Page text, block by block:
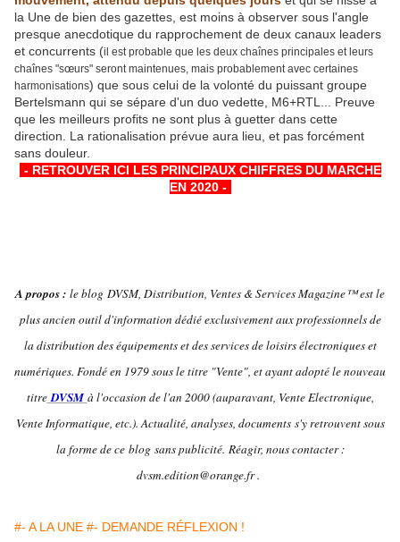
la Une de bien des gazettes, est moins à observer sous l'angle
presque anecdotique du rapprochement de deux canaux leaders
et concurrents (il est probable que les deux chaînes principales et leurs
chaînes "sœurs" seront maintenues, mais probablement avec certaines
harmonisations) que sous celui de la volonté du puissant groupe
Bertelsmann qui se sépare d'un duo vedette, M6+RTL... Preuve
que les meilleurs profits ne sont plus à guetter dans cette
direction. La rationalisation prévue aura lieu, et pas forcément
sans douleur.
- RETROUVER ICI LES PRINCIPAUX CHIFFRES DU MARCHE
EN 2020 --
A propos : le blog DVSM, Distribution, Ventes & Services Magazine™ est le
plus ancien outil d'information dédié exclusivement aux professionnels de
la distribution des équipements et des services de loisirs électroniques et
numériques. Fondé en 1979 sous le titre "Vente", et ayant adopté le nouveau
titre DVSM à l'occasion de l'an 2000 (auparavant, Vente Electronique,
Vente Informatique, etc.). Actualité, analyses, documents s'y retrouvent sous
la forme de ce blog sans publicité. Réagir, nous contacter :
dvsm.edition@orange.fr .
#- A LA UNE #- DEMANDE RÉFLEXION !